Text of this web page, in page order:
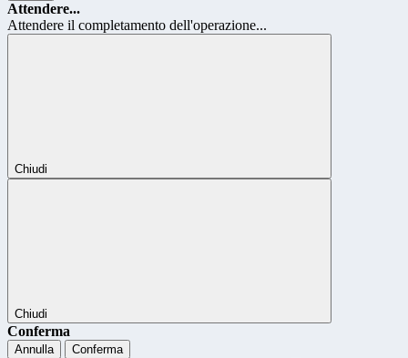
Attendere...
Attendere il completamento dell'operazione...
Chiudi
Chiudi
Conferma
Annulla Conferma